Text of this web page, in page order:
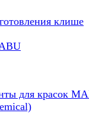
клише
для красок